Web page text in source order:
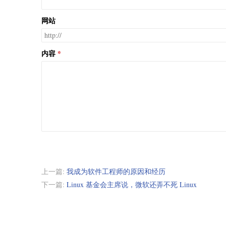
网站
内容
上一篇: 我成为软件工程师的原因和经历
下一篇: Linux 基金会主席说，微软还弄不死 Linux